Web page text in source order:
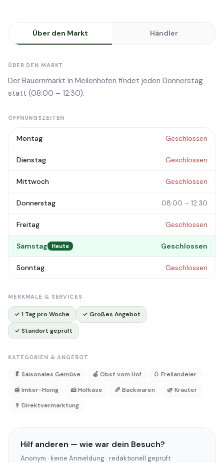
Über den Markt Händler
ÜBER DEN MARKT
Der Bauernmarkt in Meilenhofen findet jeden Donnerstag
statt (08:00 – 12:30).
ÖFFNUNGSZEITEN
Montag Geschlossen
Dienstag Geschlossen
Mittwoch Geschlossen
Donnerstag 08:00 – 12:30
Freitag Geschlossen
Samstag Heute Geschlossen
Sonntag Geschlossen
MERKMALE & SERVICES
✓ 1 Tag pro Woche ✓ Großes Angebot
✓ Standort geprüft
KATEGORIEN & ANGEBOT
🥬 Saisonales Gemüse 🍎 Obst vom Hof
🥚 Freilandeier
🍯 Imker-Honig
🧀 Hofkäse 🥖 Backwaren
🌿 Kräuter
🍷 Direktvermarktung
Hilf anderen — wie war dein Besuch?
Anonym · keine Anmeldung · redaktionell geprüft